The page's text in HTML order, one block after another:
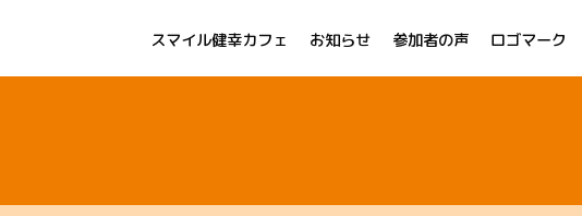
スマイル健幸カフェ お知らせ 参加者の声 ロゴマーク